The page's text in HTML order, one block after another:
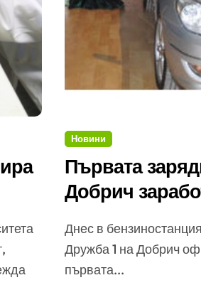
Новини
Първата
Добрич
Днес в бензиностанция Атанасов Груп в кв.
Дружба 1 на Добрич
първата...